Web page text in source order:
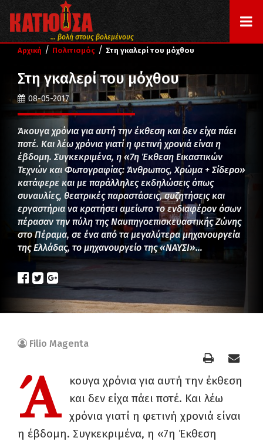
... βολή στους βολεμένους
Αρχική / Πολιτισμός / Στη γκαλερί του μόχθου
Στη γκαλερί του μόχθου
08-05-2017
Άκουγα χρόνια για αυτή την έκθεση και δεν είχα πάει
ποτέ. Και λέω χρόνια γιατί η φετινή χρονιά είναι η
έβδομη. Συγκεκριμένα, η «7η Έκθεση Εικαστικών
Τεχνών και Φωτογραφίας: Άνθρωπος, Χρώμα + Σίδερο»
κατάφερε και με παράλληλες εκδηλώσεις όπως
συναυλίες, θεατρικές παραστάσεις, συζητήσεις και
εργαστήρια να κρατήσει αμείωτο το ενδιαφέρον όσων
πέρασαν την πύλη της Ναυπηγοεπισκευαστικής Ζώνης
στο Πέραμα, σε ένα από τα μεγαλύτερα μηχανουργεία
της Ελλάδας, το μηχανουργείο της «ΝΑΥΣΙ»…
Filio Magenta
Ά
κουγα χρόνια για αυτή την έκθεση
και δεν είχα πάει ποτέ. Και λέω
χρόνια γιατί η φετινή χρονιά είναι
η έβδομη. Συγκεκριμένα, η «7η Έκθεση